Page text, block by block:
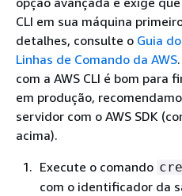
CLI em sua máquina
detalhes, consulte o Guia
Linhas de Comando da AWS
com a AWS CLI é bom para
em produção,
servidor com o AWS SDK
acima).
Execute o comando
com o identificador da